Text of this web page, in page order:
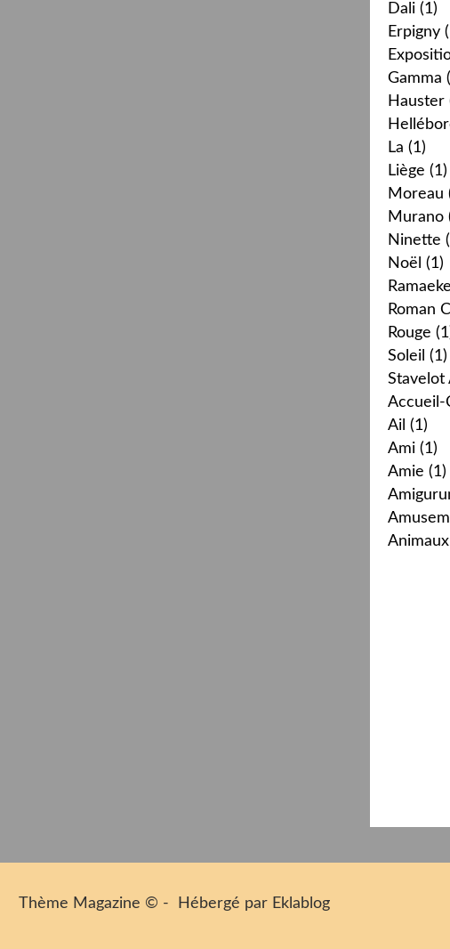
Dali (1)
Erpigny
Gamma
Hauster
La (1)
Liège (1)
Moreau
Murano
Ninette
Noël (1)
Roman
Rouge
Soleil (1)
Stavelot
Accueil-
Ail (1)
Ami (1)
Amie (1)
Animaux
Thème Magazine © - Hébergé par Eklablog